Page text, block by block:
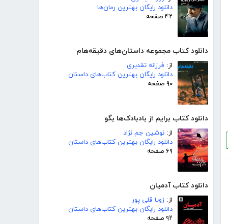
دانلود رایگان بهترین رمان‌ها
۴۲ صفحه
دانلود کتاب مجموعه داستان‌های دقیقه‌هام
از: فرزانه تقدیری
دانلود رایگان بهترین کتاب‌های داستان
۹۰ صفحه
دانلود کتاب برایم از بادبادک‌ها بگو
از: نوشین جم نژاد
دانلود رایگان بهترین کتاب‌های داستان
۶۹ صفحه
دانلود کتاب آدمیان
از: زویا قلی پور
دانلود رایگان بهترین کتاب‌های داستان
۹۲ صفحه